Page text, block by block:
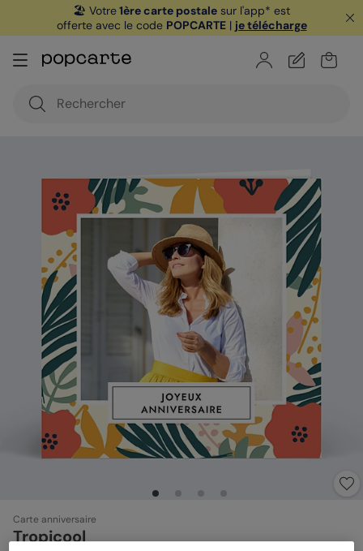
🏖️ Votre1ère carte postale sur l'app* est
offerte avec le code POPCARTE| je télécharge
Carte anniversaire
Tropicool